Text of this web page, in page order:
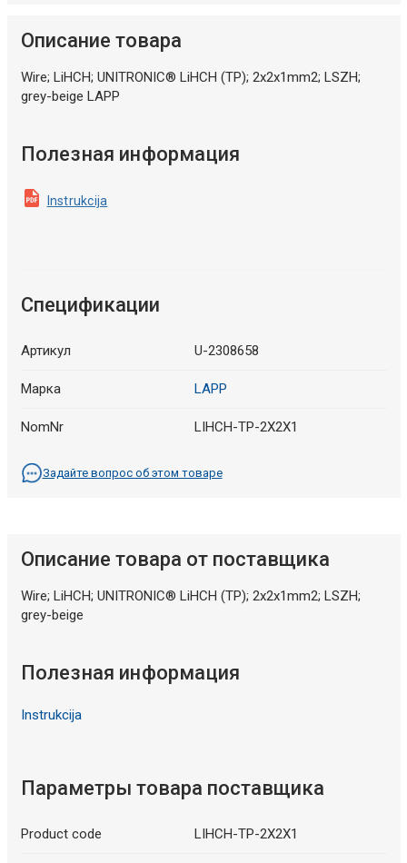
Описание товара
Wire; LiHCH; UNITRONIC® LiHCH (TP); 2x2x1mm2; LSZH;
grey-beige LAPP
Полезная информация
Instrukcija
Спецификации
Артикул U-2308658
Марка LAPP
NomNr LIHCH-TP-2X2X1
Задайте вопрос об этом товаре
Описание товара от поставщика
Wire; LiHCH; UNITRONIC® LiHCH (TP); 2x2x1mm2; LSZH;
grey-beige
Полезная информация
Instrukcija
Параметры товара поставщика
Product code LIHCH-TP-2X2X1